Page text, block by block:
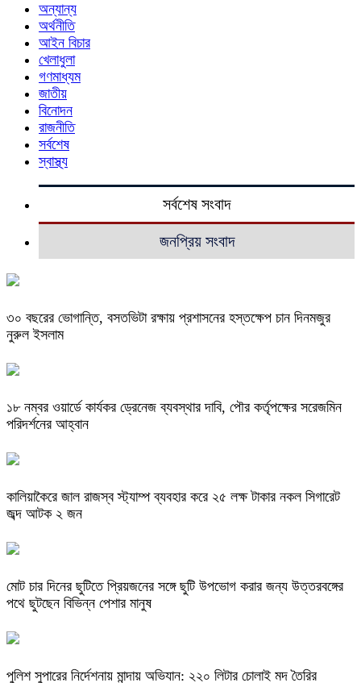
অন্যান্য
অর্থনীতি
আইন বিচার
খেলাধুলা
গণমাধ্যম
জাতীয়
বিনোদন
রাজনীতি
সর্বশেষ
স্বাস্থ্য
সর্বশেষ সংবাদ
জনপ্রিয় সংবাদ
৩০ বছরের ভোগান্তি, বসতভিটা রক্ষায় প্রশাসনের হস্তক্ষেপ চান দিনমজুর
নুরুল ইসলাম
১৮ নম্বর ওয়ার্ডে কার্যকর ড্রেনেজ ব্যবস্থার দাবি, পৌর কর্তৃপক্ষের সরেজমিন
পরিদর্শনের আহ্বান
কালিয়াকৈরে জাল রাজস্ব স্ট্যাম্প ব্যবহার করে ২৫ লক্ষ টাকার নকল সিগারেট
জব্দ আটক ২ জন
মোট চার দিনের ছুটিতে প্রিয়জনের সঙ্গে ছুটি উপভোগ করার জন্য উত্তরবঙ্গের
পথে ছুটছেন বিভিন্ন পেশার মানুষ
পুলিশ সুপারের নির্দেশনায় মান্দায় অভিযান: ২২০ লিটার চোলাই মদ তৈরির